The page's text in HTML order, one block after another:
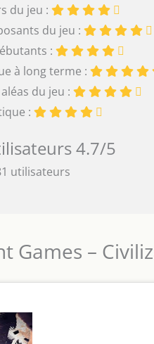
du jeu :
du jeu :
:
à long terme :
du jeu :
:
4.7/5
utilisateurs
Games –